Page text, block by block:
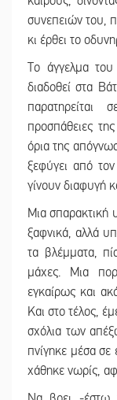
συνεπειών του,
κι έρθει το
Το άγγελμα
διαδοθεί στα
παρατηρείται
προσπάθειες
όρια της
ξεφύγει από
γίνουν διαφυγή
Μια σπαρακτική
ξαφνικά, αλλά
τα βλέμματα,
μάχες. Μια
εγκαίρως και
Και στο τέλος,
σχόλια των
πνίγηκε μέσα
χάθηκε νωρίς,